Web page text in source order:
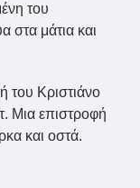
του
στα μάτια και
του Κριστιάνο
Μια επιστροφή
και οστά.